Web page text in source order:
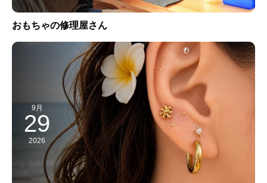
おもちゃの修理屋さん
9月
29
2026